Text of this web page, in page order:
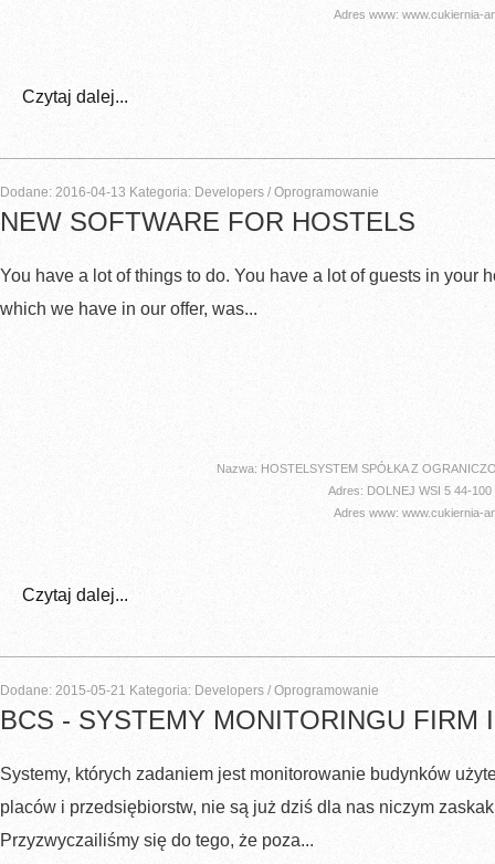
Adres www: www.cukiernia-
Czytaj dalej...
Dodane: 2016-04-13 Kategoria: Developers / Oprogramowanie
NEW SOFTWARE FOR HOSTELS
You have a lot of things to do. You have a lot of guests in your
which we have in our offer, was...
Nazwa: HOSTELSYSTEM SPÓŁKA Z
Adres: DOLNEJ WSI 5 44-100
Adres www: www.cukiernia-
Czytaj dalej...
Dodane: 2015-05-21 Kategoria: Developers / Oprogramowanie
BCS - SYSTEMY MONITORINGU FIRM
Systemy, których zadaniem jest monitorowanie budynków
placów i przedsiębiorstw, nie są już dziś dla nas niczym
Przyzwyczailiśmy się do tego, że poza...